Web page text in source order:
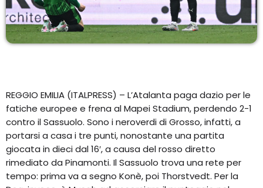
REGGIO EMILIA (ITALPRESS) – L’Atalanta paga dazio per le
fatiche europee e frena al Mapei Stadium, perdendo 2-1
contro il Sassuolo. Sono i neroverdi di Grosso, infatti, a
portarsi a casa i tre punti, nonostante una partita
giocata in dieci dal 16′, a causa del rosso diretto
rimediato da Pinamonti. Il Sassuolo trova una rete per
tempo: prima va a segno Konè, poi Thorstvedt. Per la